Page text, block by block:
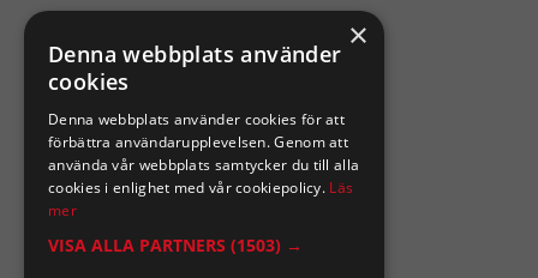
SIXTEN NILSSONS
Organisationsnummer 556164-2652
×
Denna webbplats använder
cookies
Denna webbplats använder cookies för att
förbättra användarupplevelsen. Genom att
använda vår webbplats samtycker du till alla
cookies i enlighet med vår cookiepolicy. Läs
mer
VISA ALLA PARTNERS (1503) →